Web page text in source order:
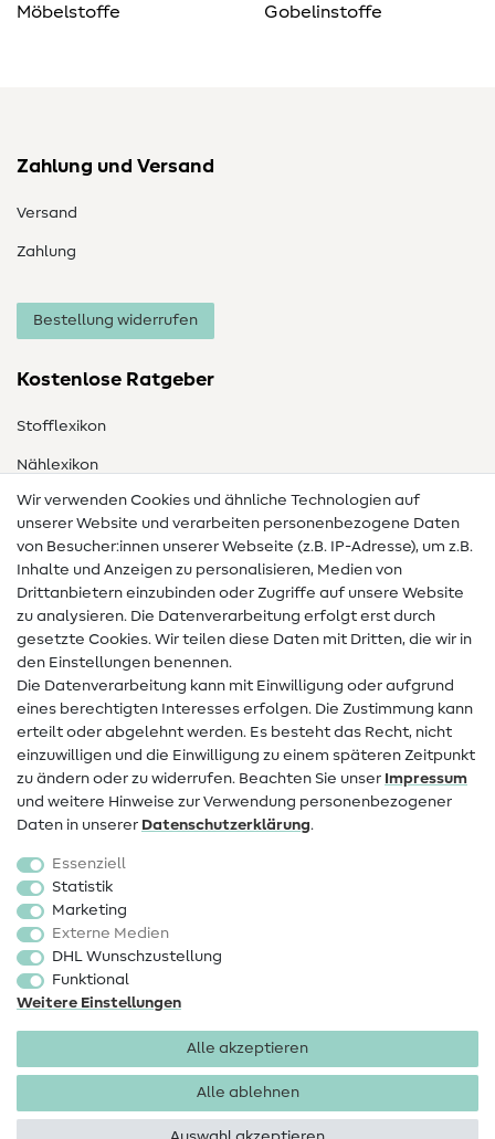
Möbelstoffe
Gobelinstoffe
Zahlung und Versand
Versand
Zahlung
Bestellung widerrufen
Kostenlose Ratgeber
Stofflexikon
Nählexikon
Nähanleitungen
Hilfe & Kontakt
Kontakt
Infos zum Betreiberwechsel
FAQ
Widerrufsrecht
Beliebt
Stoffe
Sale
Schnittmuster
Wir verwenden Cookies und ähnliche Technologien auf
unserer Website und verarbeiten personenbezogene Daten
von Besucher:innen unserer Webseite (z.B. IP-Adresse), um z.B.
Inhalte und Anzeigen zu personalisieren, Medien von
Drittanbietern einzubinden oder Zugriffe auf unsere Website
zu analysieren. Die Datenverarbeitung erfolgt erst durch
gesetzte Cookies. Wir teilen diese Daten mit Dritten, die wir in
den Einstellungen benennen.
Die Datenverarbeitung kann mit Einwilligung oder aufgrund
eines berechtigten Interesses erfolgen. Die Zustimmung kann
erteilt oder abgelehnt werden. Es besteht das Recht, nicht
einzuwilligen und die Einwilligung zu einem späteren Zeitpunkt
zu ändern oder zu widerrufen. Beachten Sie unser Impressum
und weitere Hinweise zur Verwendung personenbezogener
Daten in unserer Daten­schutz­erklärung.
Essenziell
Statistik
Marketing
Externe Medien
DHL Wunschzustellung
Funktional
Weitere Einstellungen
Alle akzeptieren
Alle ablehnen
Impressum Datenschutz
AGB